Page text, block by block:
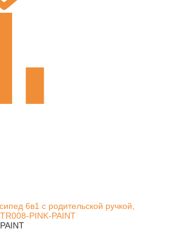
6в1 с родительской ручкой,
PINK-PAINT